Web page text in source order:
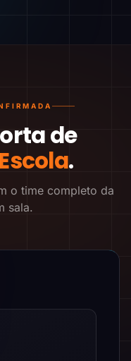
de
Escola.
o time completo da
sala.